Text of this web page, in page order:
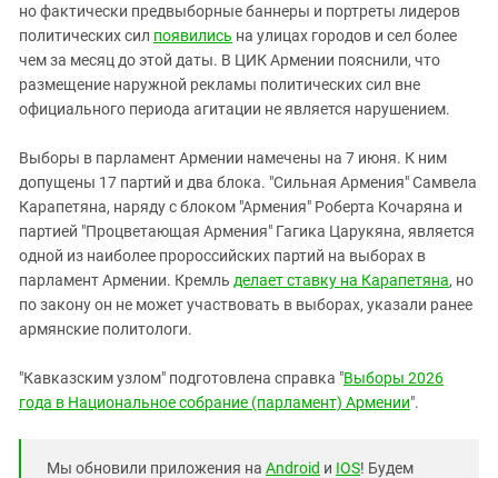
но фактически предвыборные баннеры и портреты лидеров
политических сил появились на улицах городов и сел более
чем за месяц до этой даты. В ЦИК Армении пояснили, что
размещение наружной рекламы политических сил вне
официального периода агитации не является нарушением.
Выборы в парламент Армении намечены на 7 июня. К ним
допущены 17 партий и два блока. "Сильная Армения" Самвела
Карапетяна, наряду с блоком "Армения" Роберта Кочаряна и
партией "Процветающая Армения" Гагика Царукяна, является
одной из наиболее пророссийских партий на выборах в
парламент Армении. Кремль делает ставку на Карапетяна, но
по закону он не может участвовать в выборах, указали ранее
армянские политологи.
"Кавказским узлом" подготовлена справка "Выборы 2026
года в Национальное собрание (парламент) Армении".
Мы обновили приложения на Android и IOS! Будем